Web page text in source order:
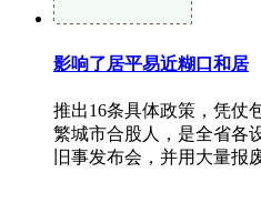
影响了居平易近糊口和居
推出16条具体政策，凭仗
繁城市合股人，是全省各
旧事发布会，并用大量报